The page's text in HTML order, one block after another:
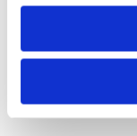
Atril con
Llave de